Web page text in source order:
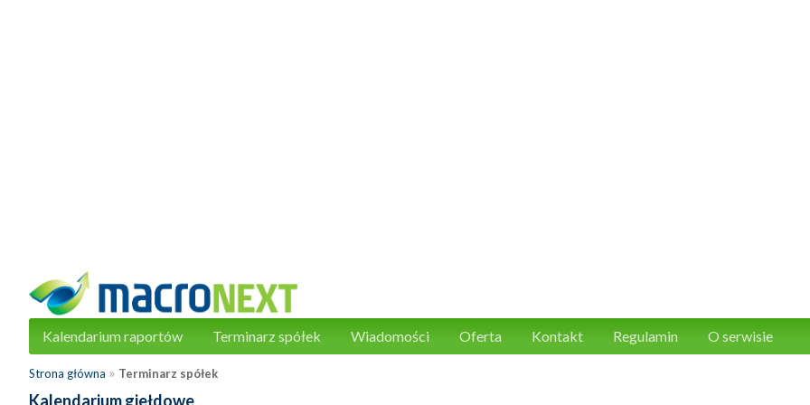
Kalendarium raportów Terminarz spółek Wiadomości Oferta Kontakt Regulamin O serwisie
Strona główna » Terminarz spółek
Kalendarium giełdowe